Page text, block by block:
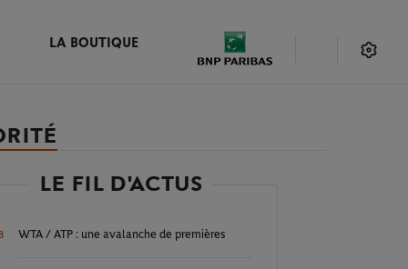
LA BOUTIQUE
LE FIL D'ACTUS
WTA / ATP : une avalanche de premières